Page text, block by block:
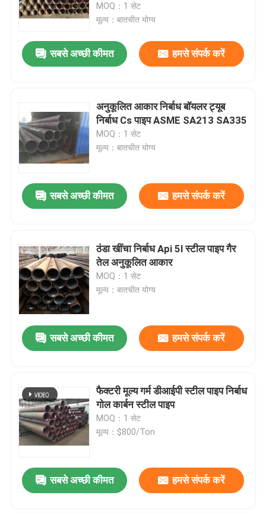
MOQ：1 सेट
मूल्य：बातचीत योग्य
सबसे अच्छी कीमत हमसे संपर्क करें
अनुकूलित आकार निर्बाध बॉयलर ट्यूब
निर्बाध Cs पाइप ASME SA213 SA335
MOQ：1 सेट
मूल्य：बातचीत योग्य
सबसे अच्छी कीमत हमसे संपर्क करें
ठंडा खींचा निर्बाध Api 5l स्टील पाइप गैर
तेल अनुकूलित आकार
MOQ：1 सेट
मूल्य：बातचीत योग्य
सबसे अच्छी कीमत हमसे संपर्क करें
फैक्टरी मूल्य गर्म डीआईपी स्टील पाइप निर्बाध
गोल कार्बन स्टील पाइप
MOQ：1 सेट
मूल्य：$800/Ton
सबसे अच्छी कीमत हमसे संपर्क करें